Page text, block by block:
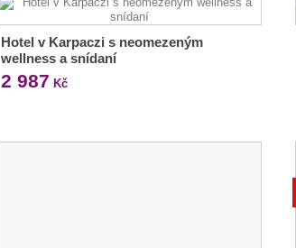
Hotel v Karpaczi s neomezeným
wellness a snídaní
2 987 Kč